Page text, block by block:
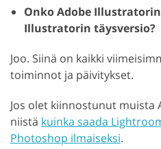
Onko Adobe
Illustratorin täysversio?
Joo. Siinä on kaikki
toiminnot ja päivitykset.
Jos olet kiinnostunut muista
niistä kuinka saada
Photoshop ilmaiseksi.